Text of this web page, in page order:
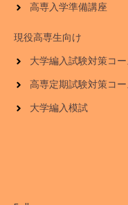
高専入学準備講座
現役高専生向け
大学編入試験対策コー
高専定期試験対策コー
大学編入模試